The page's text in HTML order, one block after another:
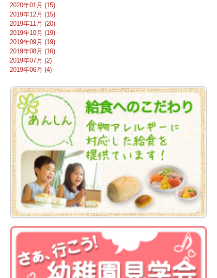
2020年01月 (15)
2019年12月 (15)
2019年11月 (20)
2019年10月 (19)
2019年09月 (19)
2019年08月 (16)
2019年07月 (2)
2019年06月 (4)